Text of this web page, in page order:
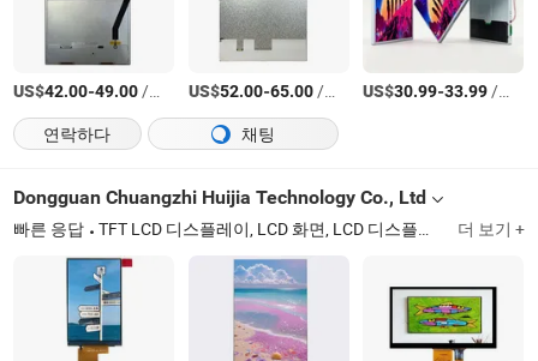
US$42.00-49.00/상품 US$52.00-65.00/상품 US$30.99-33.99/상품
연락하다
채팅
Dongguan Chuangzhi Huijia Technology Co., Ltd
빠른 응답 TFT LCD 디스플레이, LCD 화면, LCD 디스플레이, TFT LCD, 디스플레이 TFT, 터치 LCD, 스마트 LCD, 디지털 LCD 디스플레이, LCD 모듈, 그래픽 LCD 더 보기 +